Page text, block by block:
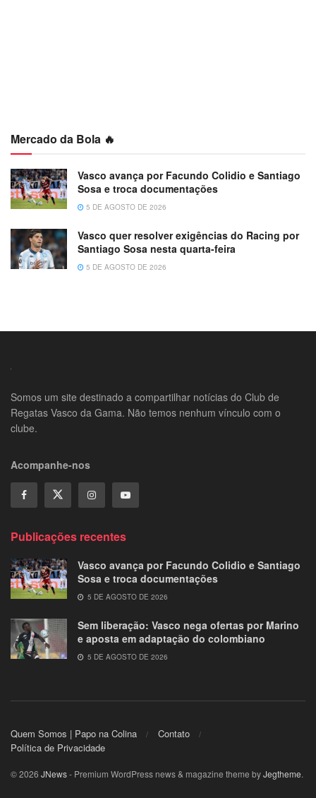
Mercado da Bola 🔥
Vasco avança por Facundo Colidio e Santiago
Sosa e troca documentações
5 DE AGOSTO DE 2026
Vasco quer resolver exigências do Racing por
Santiago Sosa nesta quarta-feira
5 DE AGOSTO DE 2026
Somos um site destinado a compartilhar notícias do Club de
Regatas Vasco da Gama. Não temos nenhum vínculo com o
clube.
Acompanhe-nos
Publicações recentes
Vasco avança por Facundo Colidio e Santiago
Sosa e troca documentações
5 DE AGOSTO DE 2026
Sem liberação: Vasco nega ofertas por Marino
e aposta em adaptação do colombiano
5 DE AGOSTO DE 2026
Quem Somos | Papo na Colina
Contato
Política de Privacidade
© 2026 JNews- Premium WordPress news & magazine theme byJegtheme.